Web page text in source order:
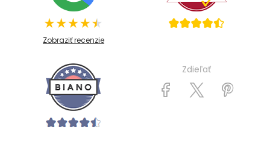
Zobraziť recenzie
Zdieľať